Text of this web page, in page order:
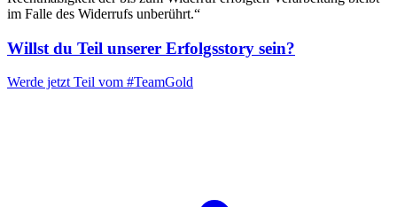
im Falle des Widerrufs unberührt.“
Willst du Teil unserer Erfolgsstory sein?
Werde jetzt Teil vom #TeamGold